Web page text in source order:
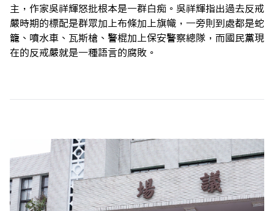
主，作家吳祥輝怒批根本是一群白痴。吳祥輝指出過去反戒
嚴時期的標配是群眾加上布條加上旗幟，一旁則到處都是蛇
籠、噴水車、瓦斯槍、警棍加上保安警察總隊，而國民黨現
在的反戒嚴就是一種語言的腐敗。